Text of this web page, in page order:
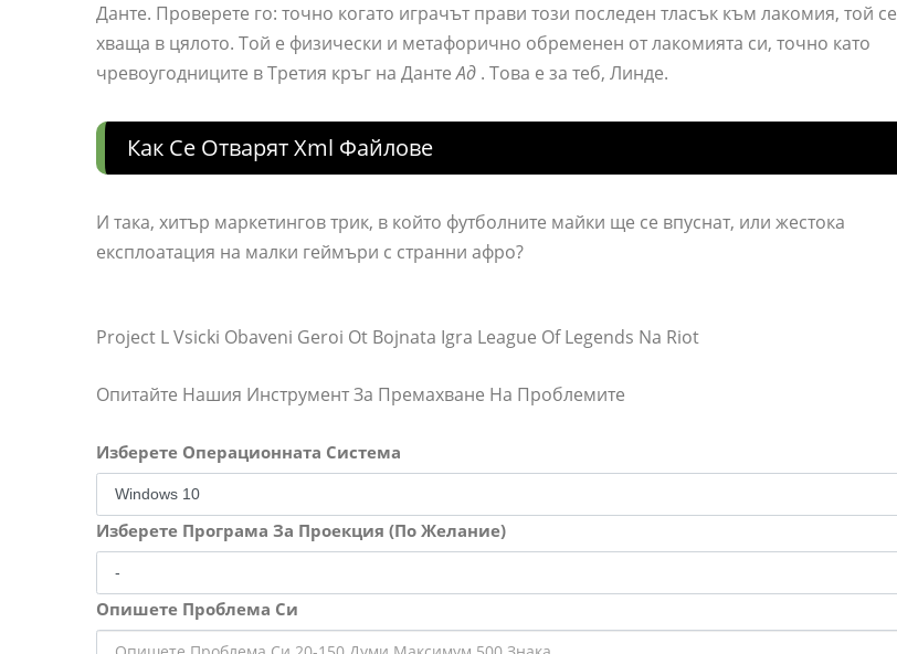
Данте. Проверете го: точно когато играчът прави този последен тласък към лакомия, той се
хваща в цялото. Той е физически и метафорично обременен от лакомията си, точно като
чревоугодниците в Третия кръг на ДантеАд . Това е за теб, Линде.
Как Се Отварят Xml Файлове
И така, хитър маркетингов трик, в който футболните майки ще се впуснат, или жестока
експлоатация на малки геймъри с странни афро?
Project L Vsicki Obaveni Geroi Ot Bojnata Igra League Of Legends Na Riot
Опитайте Нашия Инструмент За Премахване На Проблемите
Изберете Операционната Система
Изберете Програма За Проекция (По Желание)
Опишете Проблема Си